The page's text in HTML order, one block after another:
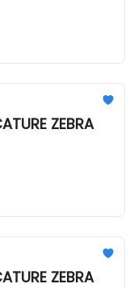
ZEBRA
ZEBRA